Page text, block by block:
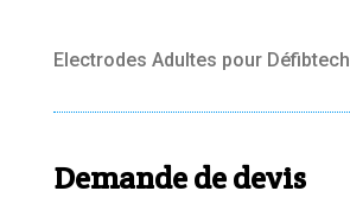
Electrodes Adultes pour Défibtech
Demande de devis